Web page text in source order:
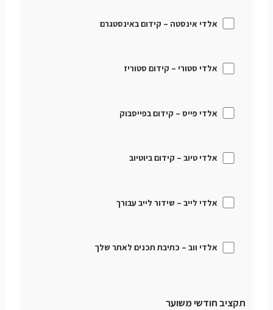
אלדי אינסטה – קידום באינסטגרם
אלדי סטורי – קידום סטוריז
אלדי פייס – קידום בפייסבוק
אלדי טיוב – קידום ביוטיוב
אלדי לייב – שידור לייב עבורך
אלדי ווב – כתיבת תכנים לאתר שלך
תקציב חודשי משוער